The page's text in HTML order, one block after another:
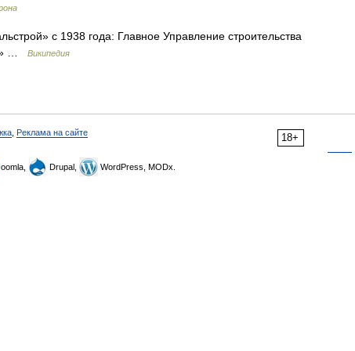
с 1938 года: Главное Управление строительства
…
Википедия
18+
Реклама на сайте
Drupal, WordPress, MODx.